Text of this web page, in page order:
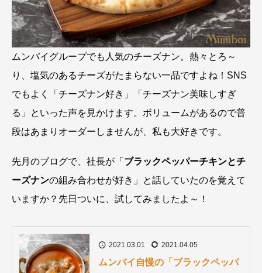
ムンバイグループでも人気のチーズナン。熱々とろ～
り、塩気のあるチーズがたまらない一品ですよね！SNS
でもよく「チーズナン好き」「チーズナン美味しすぎ
る」といった声を見かけます。ボリュームがあるので普
段はあまりオーダーしませんが、私も大好きです。
先月のブログで、社長が「 ブラックペッパーチキンとチ
ーズナンの組み合わせが好き」と話していたのを覚えて
いますか？先日ついに、試してみましたよ～！
2021.03.01 2021.04.05
ムンバイ自慢の「ブラックペッパ